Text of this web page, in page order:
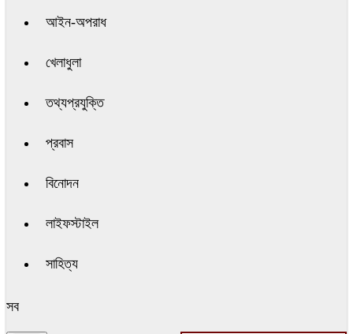
আইন-অপরাধ
খেলাধুলা
তথ্যপ্রযুক্তি
প্রবাস
বিনোদন
লাইফস্টাইল
সাহিত্য
সব